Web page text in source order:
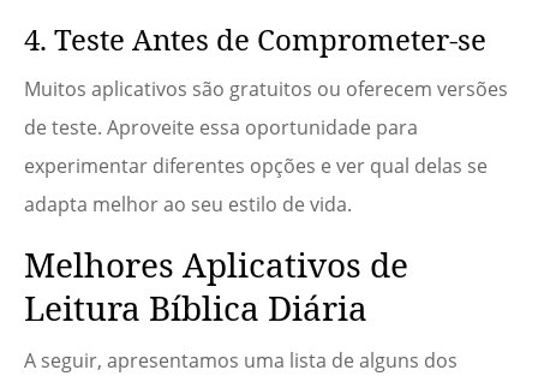
4. Teste Antes de Comprometer-se
Muitos aplicativos são gratuitos ou oferecem versões
de teste. Aproveite essa oportunidade para
experimentar diferentes opções e ver qual delas se
adapta melhor ao seu estilo de vida.
Melhores Aplicativos de
Leitura Bíblica Diária
A seguir, apresentamos uma lista de alguns dos